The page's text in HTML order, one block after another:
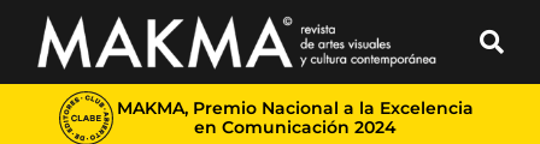
MAKMA, Premio Nacional a la Excelencia
en Comunicación 2024